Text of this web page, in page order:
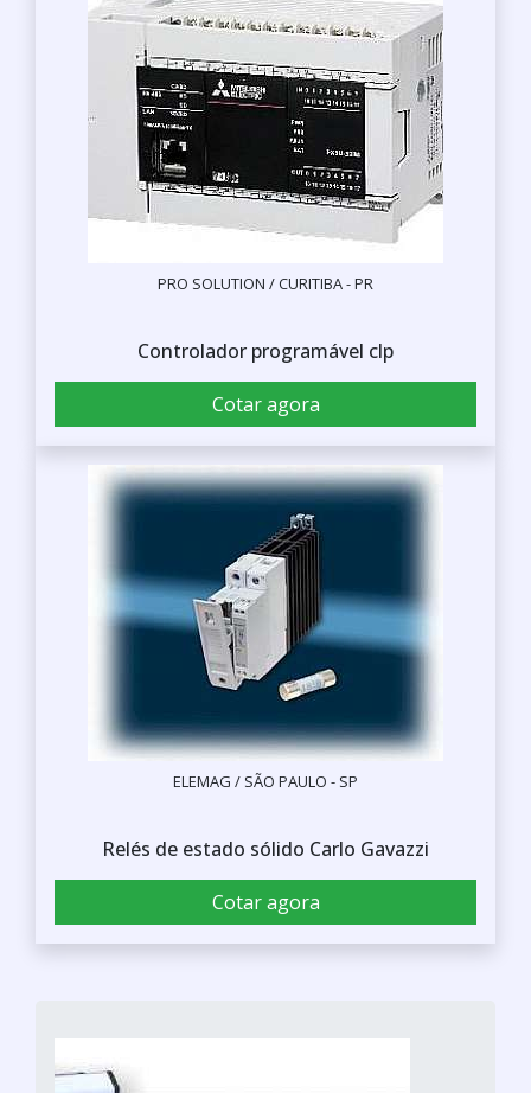
PRO SOLUTION / CURITIBA - PR
Controlador programável clp
Cotar agora
ELEMAG / SÃO PAULO - SP
Relés de estado sólido Carlo Gavazzi
Cotar agora